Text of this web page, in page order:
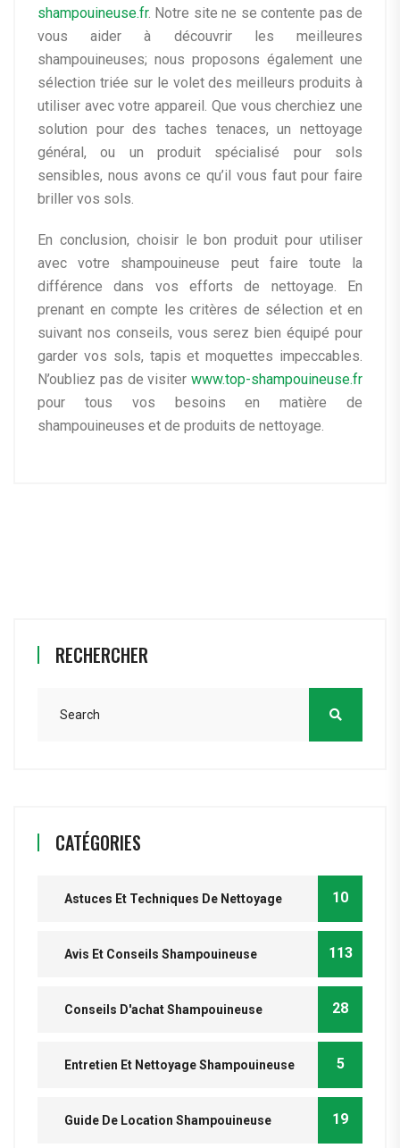
shampouineuse.fr. Notre site ne se contente pas de
vous aider à découvrir les meilleures
shampouineuses; nous proposons également une
sélection triée sur le volet des meilleurs produits à
utiliser avec votre appareil. Que vous cherchiez une
solution pour des taches tenaces, un nettoyage
général, ou un produit spécialisé pour sols
sensibles, nous avons ce qu’il vous faut pour faire
briller vos sols.
En conclusion, choisir le bon produit pour utiliser
avec votre shampouineuse peut faire toute la
différence dans vos efforts de nettoyage. En
prenant en compte les critères de sélection et en
suivant nos conseils, vous serez bien équipé pour
garder vos sols, tapis et moquettes impeccables.
N’oubliez pas de visiter www.top-shampouineuse.fr
pour tous vos besoins en matière de
shampouineuses et de produits de nettoyage.
RECHERCHER
CATÉGORIES
Astuces Et Techniques De Nettoyage 10
Avis Et Conseils Shampouineuse 113
Conseils D'achat Shampouineuse 28
Entretien Et Nettoyage Shampouineuse 5
Guide De Location Shampouineuse 19